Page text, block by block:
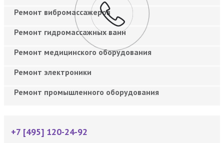
Ремонт вибромассажеров
Ремонт гидромассажных ванн
Ремонт медицинского оборудования
Ремонт электроники
Ремонт промышленного оборудования
+7 [495] 120-24-92